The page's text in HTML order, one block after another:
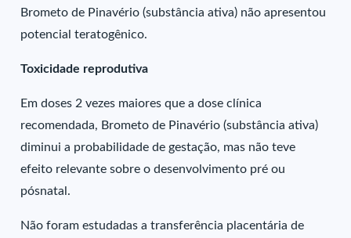
Brometo de Pinavério (substância ativa) não apresentou
potencial teratogênico.
Toxicidade reprodutiva
Em doses 2 vezes maiores que a dose clínica
recomendada, Brometo de Pinavério (substância ativa)
diminui a probabilidade de gestação, mas não teve
efeito relevante sobre o desenvolvimento pré ou
pósnatal.
Não foram estudadas a transferência placentária de